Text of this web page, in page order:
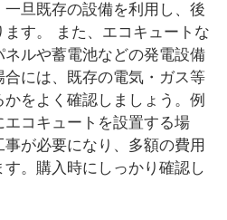
旦既存の設備を利用し、後
す。 また、エコキュートな
ルや蓄電池などの発電設備
には、既存の電気・ガス等
をよく確認しましょう。例
エコキュートを設置する場
が必要になり、多額の費用
。購入時にしっかり確認し